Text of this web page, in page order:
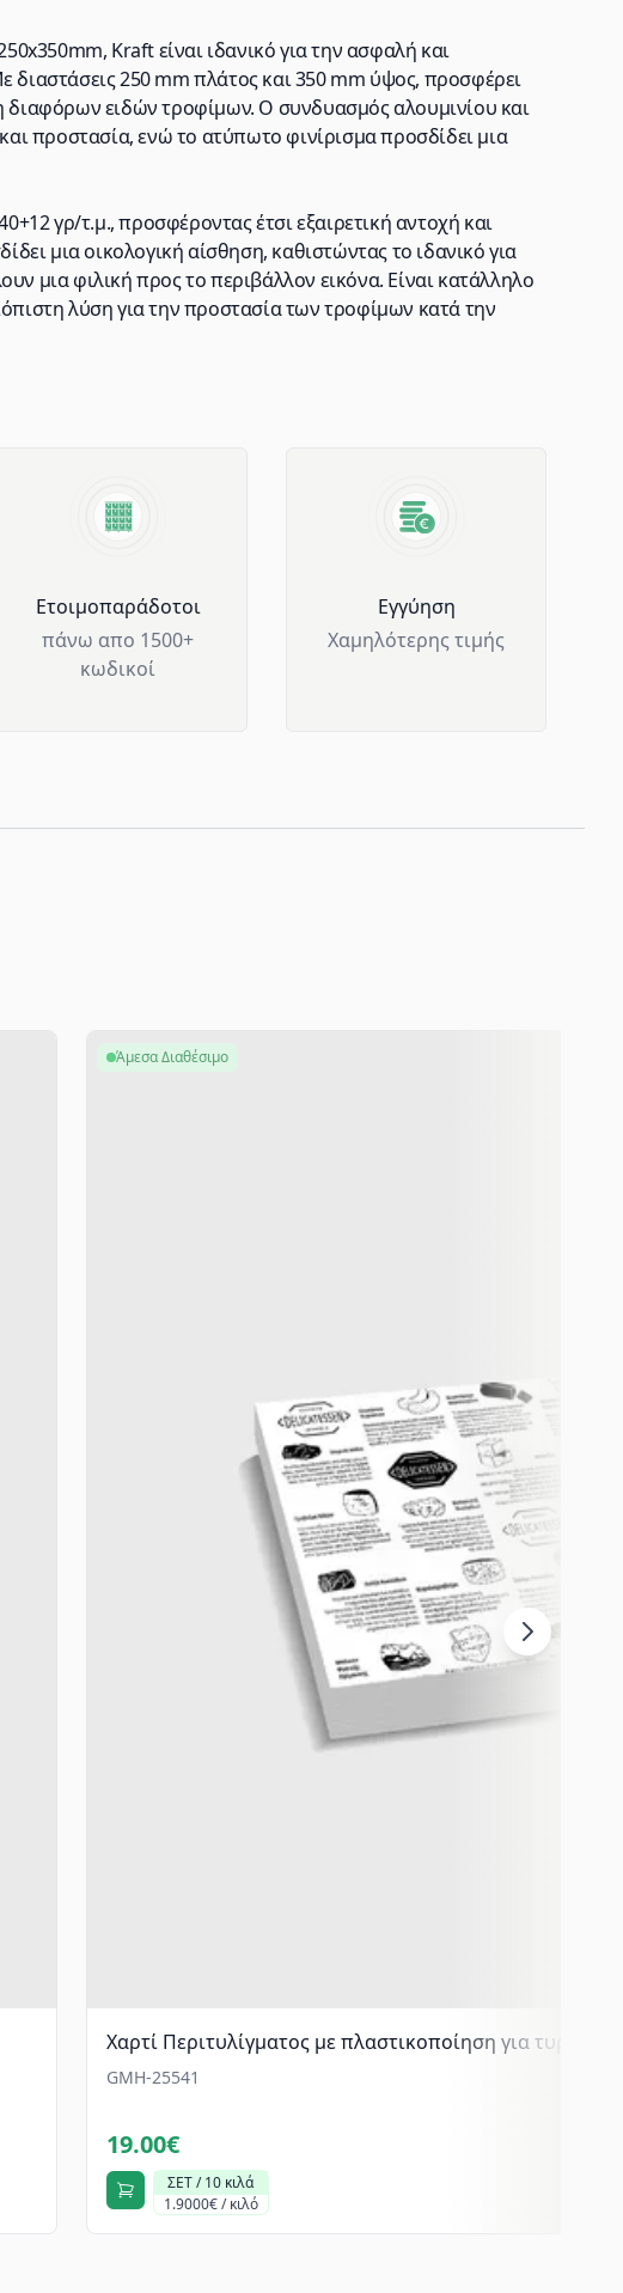
Kraft είναι ιδανικό για την ασφαλή και
διαστάσεις 250 mm πλάτος και 350 mm ύψος, προσφέρει
διαφόρων ειδών τροφίμων. Ο συνδυασμός αλουμινίου και
προστασία, ενώ το ατύπωτο φινίρισμα προσδίδει μια
γρ/τ.μ., προσφέροντας έτσι εξαιρετική αντοχή και
μια οικολογική αίσθηση, καθιστώντας το ιδανικό για
μια φιλική προς το περιβάλλον εικόνα. Είναι κατάλληλο
λύση για την προστασία των τροφίμων κατά την
Ετοιμοπαράδοτοι
πάνω απο 1500+
κωδικοί
Eγγύηση
Χαμηλότερης τιμής
Χαρτί Περιτυλίγματος με πλαστικοποίηση για τυριά-
GMH-25541
19.00€
ΣΕΤ / 10 κιλά
1.9000€ / κιλό
Άμεσα Διαθέσιμο